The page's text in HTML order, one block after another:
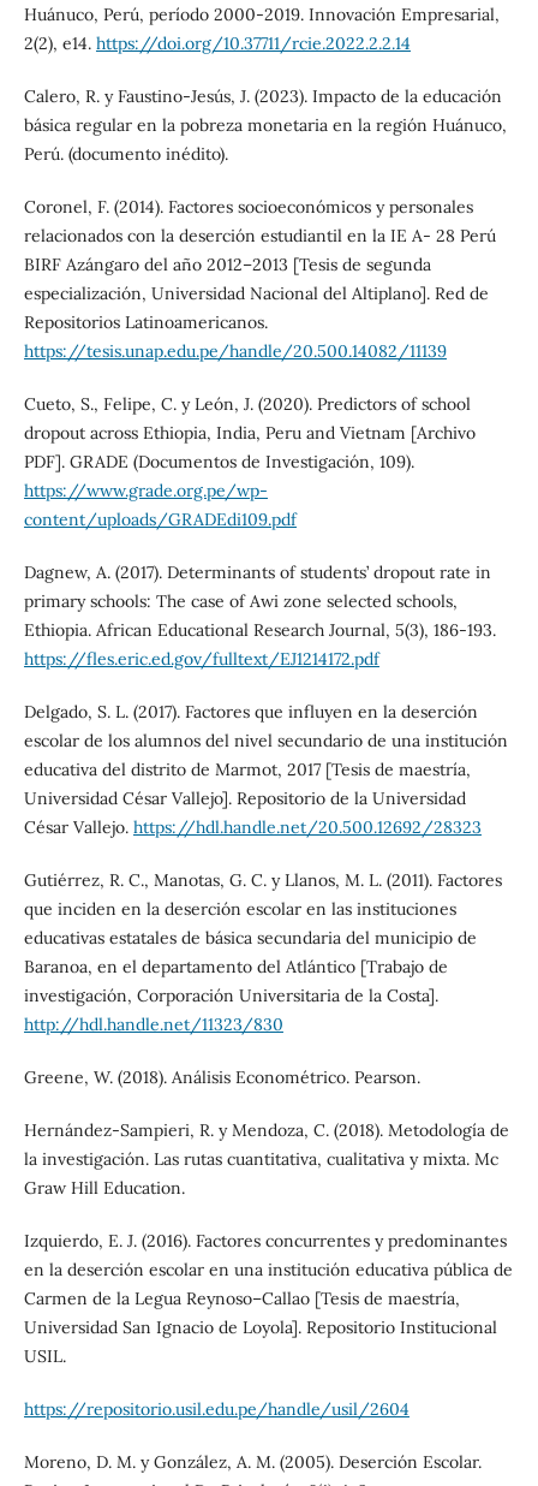
Huánuco, Perú, período 2000-2019. Innovación Empresarial,
2(2), e14. https://doi.org/10.37711/rcie.2022.2.2.14
Calero, R. y Faustino-Jesús, J. (2023). Impacto de la educación
básica regular en la pobreza monetaria en la región Huánuco,
Perú. (documento inédito).
Coronel, F. (2014). Factores socioeconómicos y personales
relacionados con la deserción estudiantil en la IE A- 28 Perú
BIRF Azángaro del año 2012–2013 [Tesis de segunda
especialización, Universidad Nacional del Altiplano]. Red de
Repositorios Latinoamericanos.
https://tesis.unap.edu.pe/handle/20.500.14082/11139
Cueto, S., Felipe, C. y León, J. (2020). Predictors of school
dropout across Ethiopia, India, Peru and Vietnam [Archivo
PDF]. GRADE (Documentos de Investigación, 109).
https://www.grade.org.pe/wp-
content/uploads/GRADEdi109.pdf
Dagnew, A. (2017). Determinants of students’ dropout rate in
primary schools: The case of Awi zone selected schools,
Ethiopia. African Educational Research Journal, 5(3), 186-193.
https://fles.eric.ed.gov/fulltext/EJ1214172.pdf
Delgado, S. L. (2017). Factores que influyen en la deserción
escolar de los alumnos del nivel secundario de una institución
educativa del distrito de Marmot, 2017 [Tesis de maestría,
Universidad César Vallejo]. Repositorio de la Universidad
César Vallejo. https://hdl.handle.net/20.500.12692/28323
Gutiérrez, R. C., Manotas, G. C. y Llanos, M. L. (2011). Factores
que inciden en la deserción escolar en las instituciones
educativas estatales de básica secundaria del municipio de
Baranoa, en el departamento del Atlántico [Trabajo de
investigación, Corporación Universitaria de la Costa].
http://hdl.handle.net/11323/830
Greene, W. (2018). Análisis Econométrico. Pearson.
Hernández-Sampieri, R. y Mendoza, C. (2018). Metodología de
la investigación. Las rutas cuantitativa, cualitativa y mixta. Mc
Graw Hill Education.
Izquierdo, E. J. (2016). Factores concurrentes y predominantes
en la deserción escolar en una institución educativa pública de
Carmen de la Legua Reynoso–Callao [Tesis de maestría,
Universidad San Ignacio de Loyola]. Repositorio Institucional
USIL.
https://repositorio.usil.edu.pe/handle/usil/2604
Moreno, D. M. y González, A. M. (2005). Deserción Escolar.